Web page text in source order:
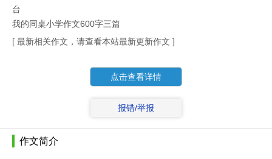
台
我的同桌小学作文600字三篇
[ 最新相关作文，请查看本站最新更新作文 ]
点击查看详情
报错/举报
作文简介